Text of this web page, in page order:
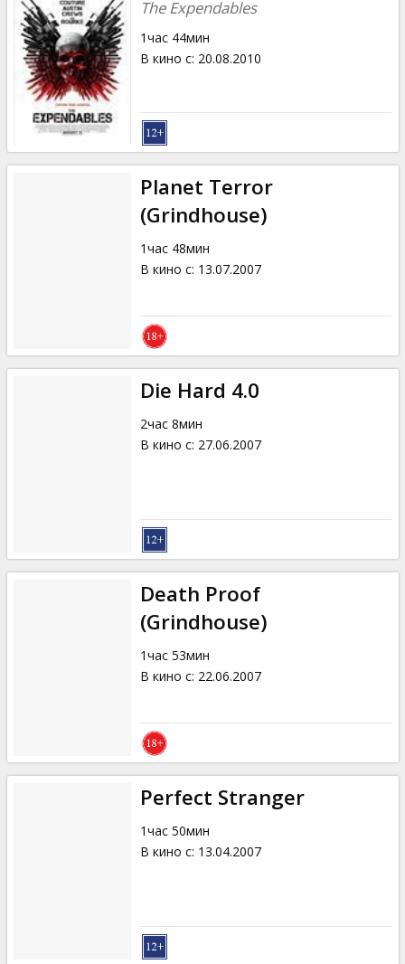
The Expendables
1час 44мин
В кино с: 20.08.2010
Planet Terror
(Grindhouse)
1час 48мин
В кино с: 13.07.2007
Die Hard 4.0
2час 8мин
В кино с: 27.06.2007
Death Proof
(Grindhouse)
1час 53мин
В кино с: 22.06.2007
Perfect Stranger
1час 50мин
В кино с: 13.04.2007